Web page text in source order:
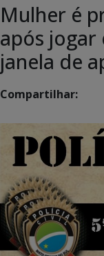
Mulher é
após
janela de
Compartilhar: